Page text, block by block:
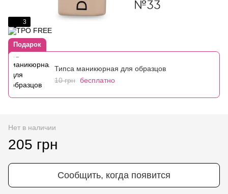
3
Подарок
Типса маникюрная для образцов
10 грн бесплатно
Нет в наличии
205 грн
Сообщить, когда появится